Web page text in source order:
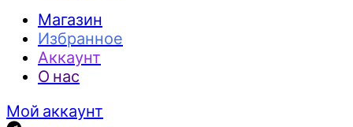
Магазин
Избранное
Аккаунт
О нас
Мой аккаунт